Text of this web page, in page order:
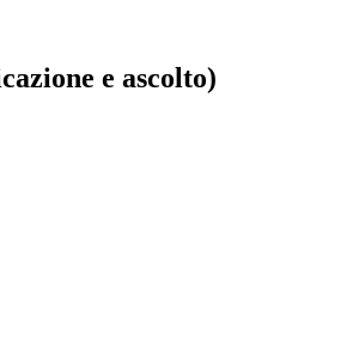
e ascolto)